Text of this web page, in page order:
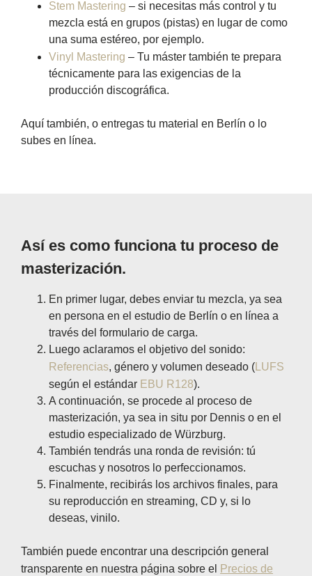
Stem Mastering – si necesitas más control y tu
mezcla está en grupos (pistas) en lugar de como
una suma estéreo, por ejemplo.
Vinyl Mastering – Tu máster también te prepara
técnicamente para las exigencias de la
producción discográfica.
Aquí también, o entregas tu material en Berlín o lo
subes en línea.
Así es como funciona tu proceso de
masterización.
En primer lugar, debes enviar tu mezcla, ya sea
en persona en el estudio de Berlín o en línea a
través del formulario de carga.
Luego aclaramos el objetivo del sonido:
Referencias, género y volumen deseado ( LUFS
según el estándar EBU R128).
A continuación, se procede al proceso de
masterización, ya sea in situ por Dennis o en el
estudio especializado de Würzburg.
También tendrás una ronda de revisión: tú
escuchas y nosotros lo perfeccionamos.
Finalmente, recibirás los archivos finales, para
su reproducción en streaming, CD y, si lo
deseas, vinilo.
También puede encontrar una descripción general
transparente en nuestra página sobre el
Precios de